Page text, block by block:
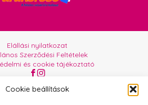
Cookie beállítások
Elállási nyilatkozat
Szerződési Feltételek
és cookie tájékoztató